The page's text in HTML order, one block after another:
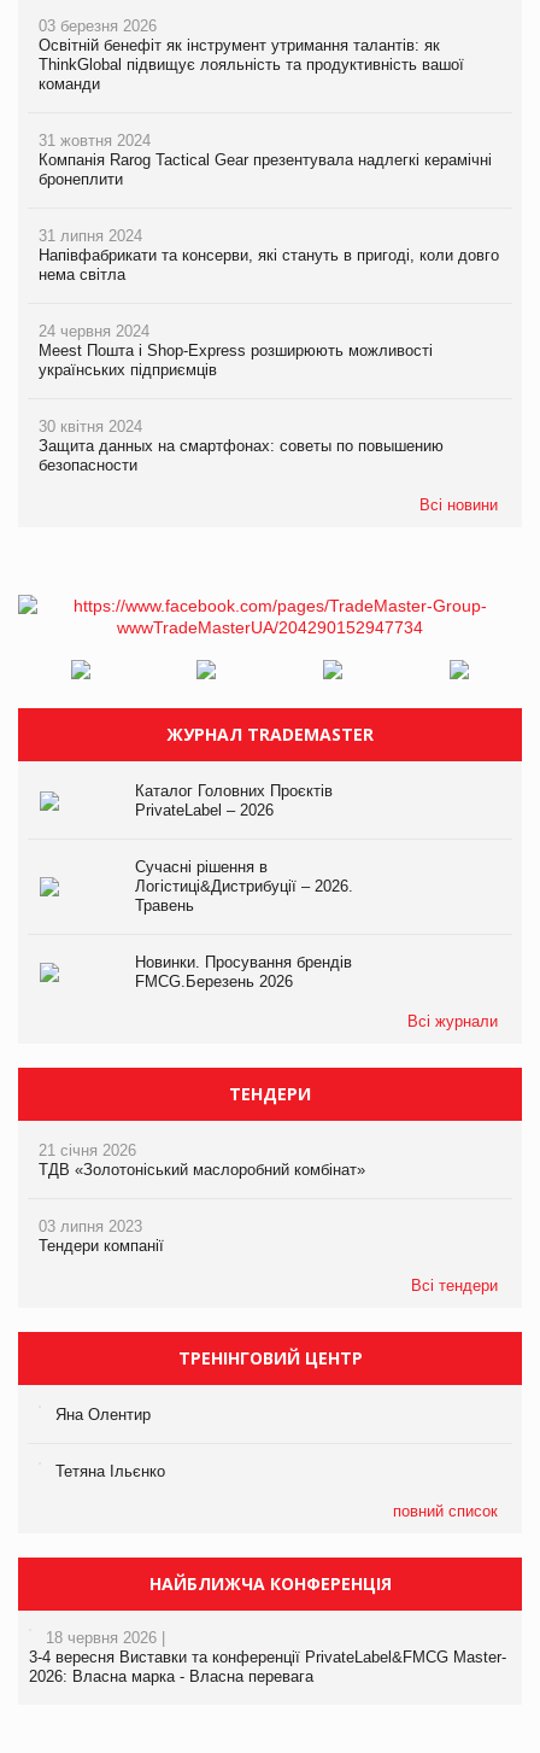
03 березня 2026
Освітній бенефіт як інструмент утримання талантів: як
ThinkGlobal підвищує лояльність та продуктивність вашої
команди
31 жовтня 2024
Компанія Rarog Tactical Gear презентувала надлегкі керамічні
бронеплити
31 липня 2024
Напівфабрикати та консерви, які стануть в пригоді, коли довго
нема світла
24 червня 2024
Meest Пошта і Shop-Express розширюють можливості
українських підприємців
30 квітня 2024
Защита данных на смартфонах: советы по повышению
безопасности
Всі новини
ЖУРНАЛ TRADEMASTER
Каталог Головних Проєктів
PrivateLabel – 2026
Сучасні рішення в
Логістиці&Дистрибуції – 2026.
Травень
Новинки. Просування брендів
FMCG.Березень 2026
Всі журнали
ТЕНДЕРИ
21 січня 2026
ТДВ «Золотоніський маслоробний комбінат»
03 липня 2023
Тендери компанії
Всі тендери
ТРЕНІНГОВИЙ ЦЕНТР
Яна Олентир
Тетяна Ільєнко
повний список
НАЙБЛИЖЧА КОНФЕРЕНЦІЯ
18 червня 2026 |
3-4 вересня Виставки та конференції PrivateLabel&FMCG Master-
2026: Власна марка - Власна перевага